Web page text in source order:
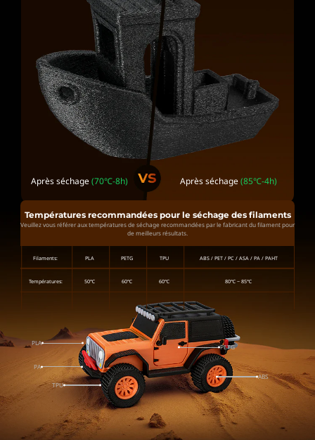
Après séchage(70℃-8h) Après séchage(85℃-4h)
Températures recommandées pour le séchage des filaments
Veuillez vous référer aux températures de séchage recommandées par le fabricant du filament pour
de meilleurs résultats.
Filaments: PLA PETG TPU ABS / PET / PC / ASA / PA / PAHT
Températures: 50℃ 60℃ 60℃ 80℃ ~ 85℃
PLA
PA
TPU
PETG
ABS